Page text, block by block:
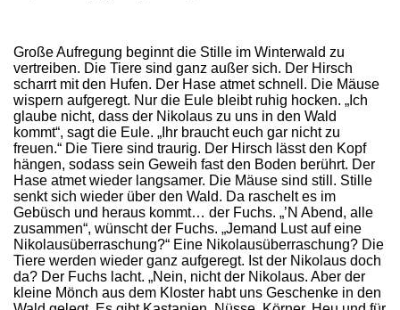
Große Aufregung beginnt die Stille im Winterwald zu
vertreiben. Die Tiere sind ganz außer sich. Der Hirsch
scharrt mit den Hufen. Der Hase atmet schnell. Die Mäuse
wispern aufgeregt. Nur die Eule bleibt ruhig hocken. „Ich
glaube nicht, dass der Nikolaus zu uns in den Wald
kommt“, sagt die Eule. „Ihr braucht euch gar nicht zu
freuen.“ Die Tiere sind traurig. Der Hirsch lässt den Kopf
hängen, sodass sein Geweih fast den Boden berührt. Der
Hase atmet wieder langsamer. Die Mäuse sind still. Stille
senkt sich wieder über den Wald. Da raschelt es im
Gebüsch und heraus kommt… der Fuchs. „’N Abend, alle
zusammen“, wünscht der Fuchs. „Jemand Lust auf eine
Nikolausüberraschung?“ Eine Nikolausüberraschung? Die
Tiere werden wieder ganz aufgeregt. Ist der Nikolaus doch
da? Der Fuchs lacht. „Nein, nicht der Nikolaus. Aber der
kleine Mönch aus dem Kloster habt uns Geschenke in den